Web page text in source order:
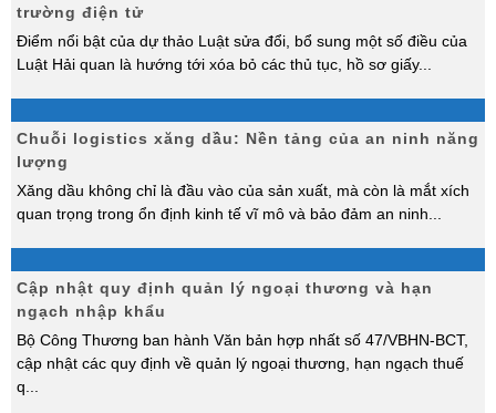
trường điện tử
Điểm nổi bật của dự thảo Luật sửa đổi, bổ sung một số điều của
Luật Hải quan là hướng tới xóa bỏ các thủ tục, hồ sơ giấy...
Chuỗi logistics xăng dầu: Nền tảng của an ninh năng
lượng
Xăng dầu không chỉ là đầu vào của sản xuất, mà còn là mắt xích
quan trọng trong ổn định kinh tế vĩ mô và bảo đảm an ninh
Cập nhật quy định quản lý ngoại thương và hạn
ngạch nhập khẩu
Bộ Công Thương ban hành Văn bản hợp nhất số 47/VBHN-BCT,
cập nhật các quy định về quản lý ngoại thương, hạn ngạch thuế
q